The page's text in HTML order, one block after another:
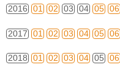
2016 01 02 03 04 05 06
2017 01 02 03 04 05 06
2018 01 02 03 04 05 06